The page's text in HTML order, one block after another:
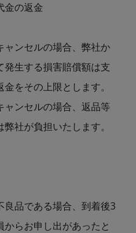
金の返金
ャンセルの場合、弊社か
発生する損害賠償額は支
をその上限とします。
ャンセルの場合、返品等
社が負担いたします。
良品である場合、到着後3
からお申し出があったと